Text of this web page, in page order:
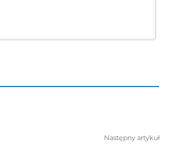
Następny artykuł